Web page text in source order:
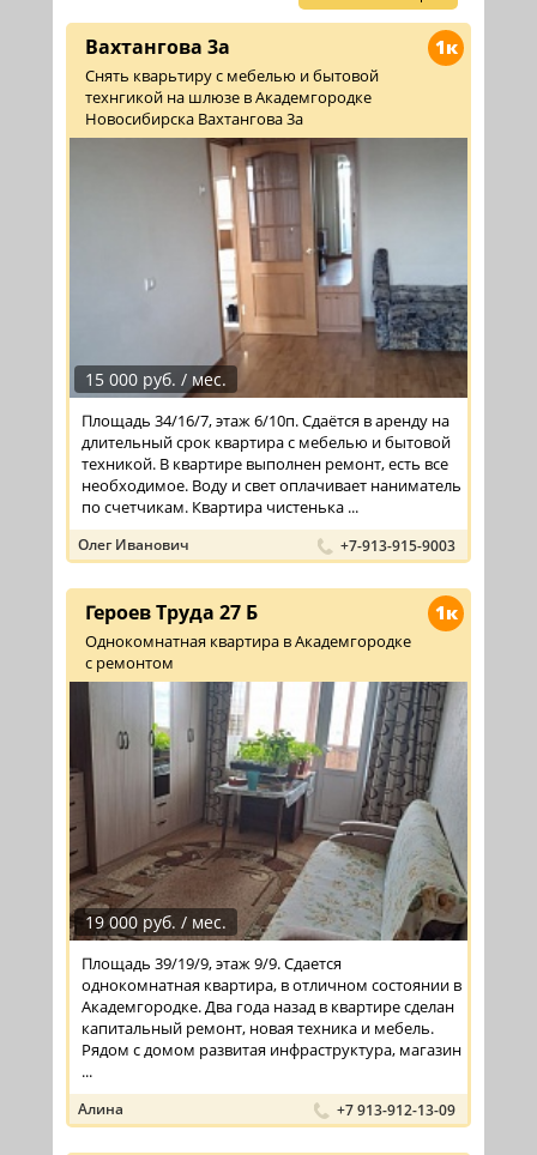
1к
Вахтангова 3а
Снять кварьтиру с мебелью и бытовой
технгикой на шлюзе в Академгородке
Новосибирска Вахтангова 3а
15 000 руб. / мес.
Площадь 34/16/7, этаж 6/10п. Сдаётся в аренду на
длительный срок квартира с мебелью и бытовой
техникой. В квартире выполнен ремонт, есть все
необходимое. Воду и свет оплачивает наниматель
по счетчикам. Квартира чистенька ...
Олег Иванович +7-913-915-9003
1к
Героев Труда 27 Б
Однокомнатная квартира в Академгородке
с ремонтом
19 000 руб. / мес.
Площадь 39/19/9, этаж 9/9. Сдается
однокомнатная квартира, в отличном состоянии в
Академгородке. Два года назад в квартире сделан
капитальный ремонт, новая техника и мебель.
Рядом с домом развитая инфраструктура, магазин
...
Алина +7 913-912-13-09